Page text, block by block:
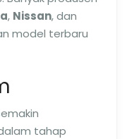
, Nissan, dan
model terbaru
tahap